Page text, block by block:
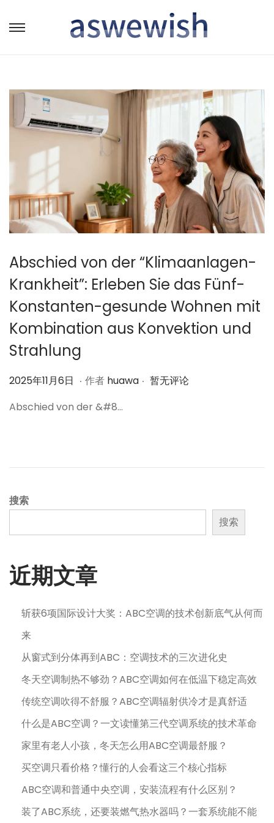
转
航
跳
容
Abschied von der “Klimaanlagen-
Krankheit”: Erleben Sie das Fünf-
Konstanten-gesunde Wohnen mit
Kombination aus Konvektion und
Strahlung
作
2025年11月6日 2
2
日
. 作者 huawa . 暂无评论
Abschied von der &#8…
搜索
搜索
近期文章
斩获6项国际设计大奖：ABC空调的技术创新底气从何而
来
从窗式到分体再到ABC：空调技术的三次进化史
冬天空调制热不够劲？ABC空调如何在低温下稳定高效
传统空调吹得不舒服？ABC空调辐射供冷才是真舒适
什么是ABC空调？一文读懂第三代空调系统的技术革命
家里有老人小孩，冬天怎么用ABC空调最舒服？
买空调只看价格？懂行的人会看这三个核心指标
ABC空调和普通中央空调，安装流程有什么区别？
装了ABC系统，还要装燃气热水器吗？一套系统能不能